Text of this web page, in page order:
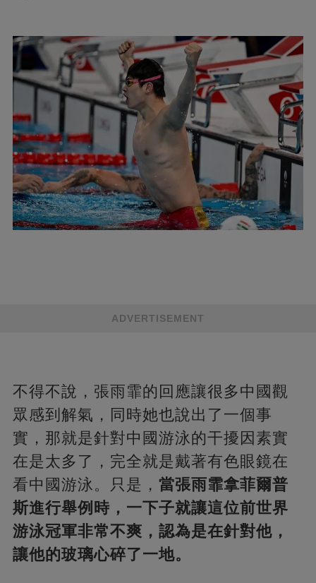
ADVERTISEMENT
不得不說，張雨霏的回應讓很多中國觀
眾感到解氣，同時她也說出了一個事
實，那就是針對中國游泳的干擾因素實
在是太多了，完全就是戴著有色眼鏡在
看中國游泳。只是， 當張雨霏拿菲爾普
斯進行舉例時，一下子就讓這位前世界
游泳冠軍非常不爽，認為是在針對他，
讓他的玻璃心碎了一地。